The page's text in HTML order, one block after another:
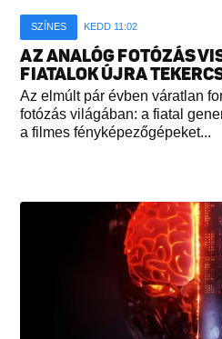
SZÍNES KEDD 11:02
AZ ANALÓG FOTÓZÁS
FIATALOK ÚJRA
Az elmúlt pár évben váratlan
fotózás világában: a fiatal
a filmes fényképezőgépeket...